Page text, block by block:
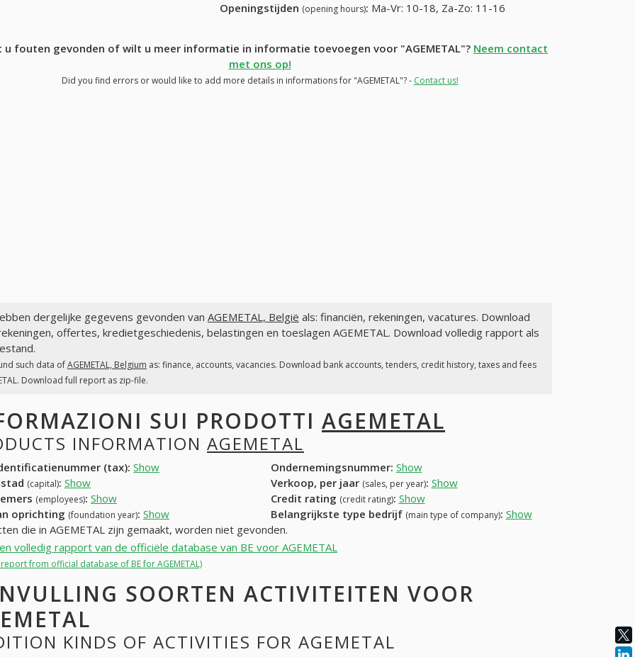
Openingstijden (opening hours): Ma-Vr: 10-18, Za-Zo: 11-16
u fouten gevonden of wilt u meer informatie in informatie toevoegen voor "AGEMETAL"? Neem contact
met ons op!
Did you find errors or would like to add more details in informations for "AGEMETAL"? - Contact us!
dergelijke gegevens gevonden van AGEMETAL, België als: financiën, rekeningen, vacatures. Download
offertes, kredietgeschiedenis, belastingen en toeslagen AGEMETAL. Download volledig rapport als
such data ofAGEMETAL, Belgium as: finance, accounts, vacancies. Download bank accounts, tenders, credit history, taxes and fees
Download full report as zip-file.
SUI PRODOTTI AGEMETAL
INFORMATION AGEMETAL
(tax): Show Ondernemingsnummer: Show
(capital): Show Verkoop, per jaar (sales, per year): Show
(employees): Show Credit rating (credit rating): Show
oprichting (foundation year): Show Belangrijkste type bedrijf (main type of company): Show
die in AGEMETAL zijn gemaakt, worden niet gevonden.
volledig rapport van de officiële database van BE voor AGEMETAL
from official database of BE for AGEMETAL)
SOORTEN ACTIVITEITEN VOOR
KINDS OF ACTIVITIES FOR AGEMETAL